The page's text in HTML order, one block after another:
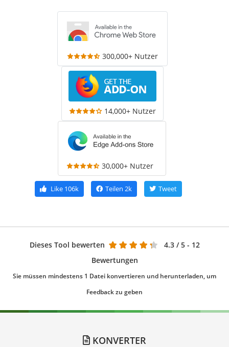
300,000+ Nutzer
14,000+ Nutzer
30,000+ Nutzer
Like 106k Teilen 2k Tweet
Dieses Tool bewerten 4.3 / 5 - 12
Bewertungen
Sie müssen mindestens 1 Datei konvertieren und herunterladen, um
Feedback zu geben
KONVERTER